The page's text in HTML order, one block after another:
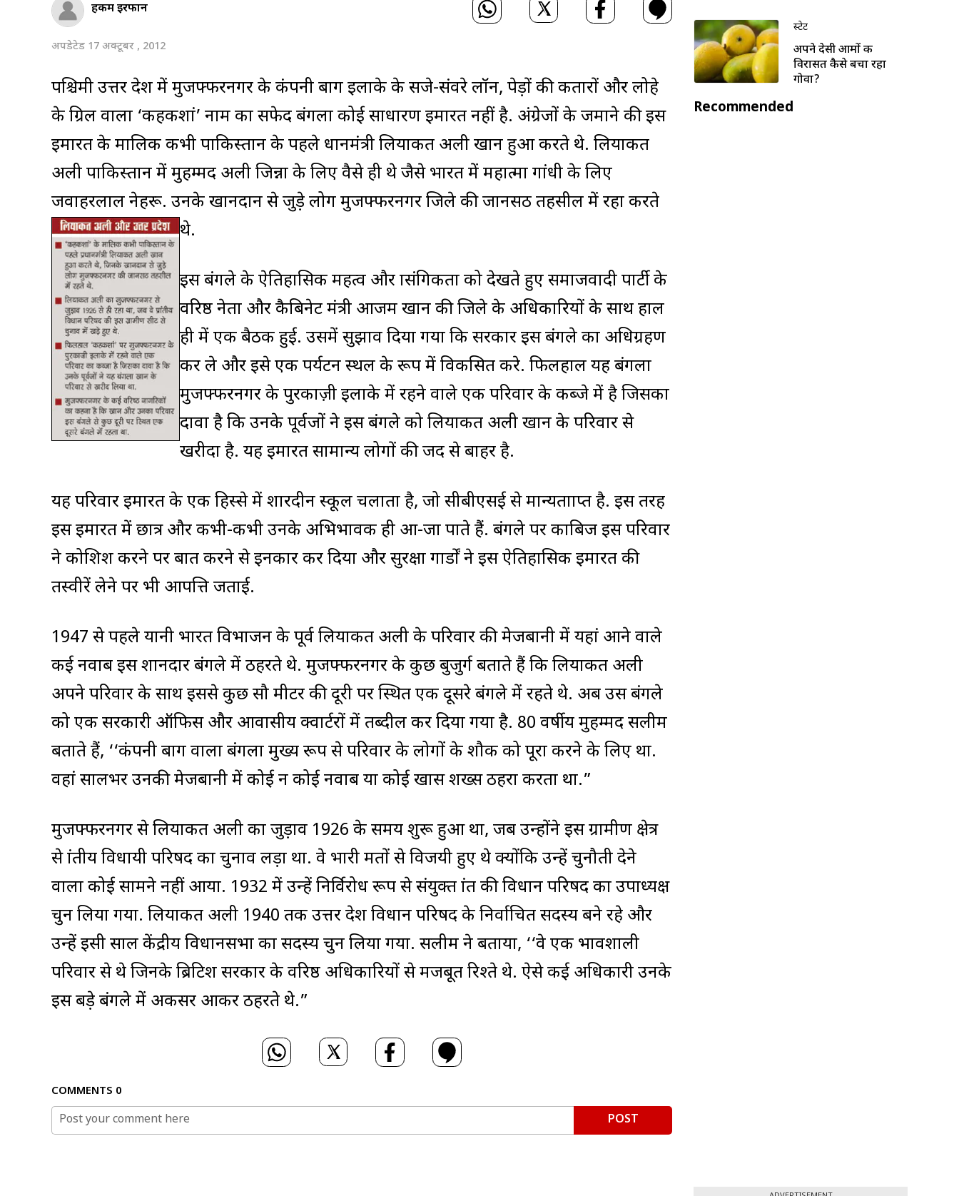
हकीम इरफान
अपडेटेड 17 अक्टूबर , 2012
पश्चिमी उत्तर प्रदेश में मुजफ्फरनगर के कंपनी बाग इलाके के सजे-संवरे लॉन, पेड़ों की कतारों और लोहे
के ग्रिल वाला ‘कहकशां’ नाम का सफेद बंगला कोई साधारण इमारत नहीं है. अंग्रेजों के जमाने की इस
इमारत के मालिक कभी पाकिस्तान के पहले प्रधानमंत्री लियाकत अली खान हुआ करते थे. लियाकत
अली पाकिस्तान में मुहम्मद अली जिन्ना के लिए वैसे ही थे जैसे भारत में महात्मा गांधी के लिए
जवाहरलाल नेहरू. उनके खानदान से जुड़े लोग मुजफ्फरनगर जिले की जानसठ तहसील में रहा करते
थे.
इस बंगले के ऐतिहासिक महत्व और प्रासंगिकता को देखते हुए समाजवादी पार्टी के
वरिष्ठ नेता और कैबिनेट मंत्री आजम खान की जिले के अधिकारियों के साथ हाल
ही में एक बैठक हुई. उसमें सुझाव दिया गया कि सरकार इस बंगले का अधिग्रहण
कर ले और इसे एक पर्यटन स्थल के रूप में विकसित करे. फिलहाल यह बंगला
मुजफ्फरनगर के पुरकाज़ी इलाके में रहने वाले एक परिवार के कब्जे में है जिसका
दावा है कि उनके पूर्वजों ने इस बंगले को लियाकत अली खान के परिवार से
खरीदा है. यह इमारत सामान्य लोगों की जद से बाहर है.
यह परिवार इमारत के एक हिस्से में शारदीन स्कूल चलाता है, जो सीबीएसई से मान्यताप्राप्त है. इस तरह
इस इमारत में छात्र और कभी-कभी उनके अभिभावक ही आ-जा पाते हैं. बंगले पर काबिज इस परिवार
ने कोशिश करने पर बात करने से इनकार कर दिया और सुरक्षा गार्डों ने इस ऐतिहासिक इमारत की
तस्वीरें लेने पर भी आपत्ति जताई.
1947 से पहले यानी भारत विभाजन के पूर्व लियाकत अली के परिवार की मेजबानी में यहां आने वाले
कई नवाब इस शानदार बंगले में ठहरते थे. मुजफ्फरनगर के कुछ बुजुर्ग बताते हैं कि लियाकत अली
अपने परिवार के साथ इससे कुछ सौ मीटर की दूरी पर स्थित एक दूसरे बंगले में रहते थे. अब उस बंगले
को एक सरकारी ऑफिस और आवासीय क्वार्टरों में तब्दील कर दिया गया है. 80 वर्षीय मुहम्मद सलीम
बताते हैं, ‘‘कंपनी बाग वाला बंगला मुख्य रूप से परिवार के लोगों के शौक को पूरा करने के लिए था.
वहां सालभर उनकी मेजबानी में कोई न कोई नवाब या कोई खास शख्स ठहरा करता था.”
मुजफ्फरनगर से लियाकत अली का जुड़ाव 1926 के समय शुरू हुआ था, जब उन्होंने इस ग्रामीण क्षेत्र
से प्रांतीय विधायी परिषद का चुनाव लड़ा था. वे भारी मतों से विजयी हुए थे क्योंकि उन्हें चुनौती देने
वाला कोई सामने नहीं आया. 1932 में उन्हें निर्विरोध रूप से संयुक्त प्रांत की विधान परिषद का उपाध्यक्ष
चुन लिया गया. लियाकत अली 1940 तक उत्तर प्रदेश विधान परिषद के निर्वाचित सदस्य बने रहे और
उन्हें इसी साल केंद्रीय विधानसभा का सदस्य चुन लिया गया. सलीम ने बताया, ‘‘वे एक प्रभावशाली
परिवार से थे जिनके ब्रिटिश सरकार के वरिष्ठ अधिकारियों से मजबूत रिश्ते थे. ऐसे कई अधिकारी उनके
इस बड़े बंगले में अकसर आकर ठहरते थे.”
COMMENTS 0
POST
स्टेट
अपने देसी आमों की
विरासत कैसे बचा रहा
गोवा?
Recommended